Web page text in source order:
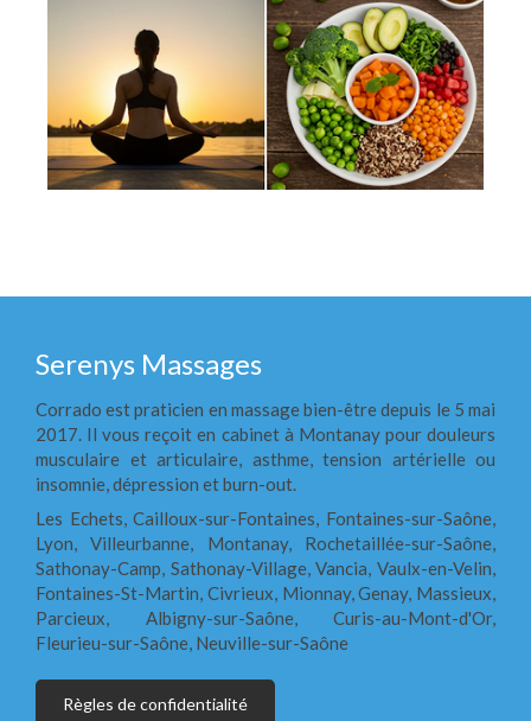
Serenys Massages
Corrado est praticien en massage bien-être depuis le 5 mai
2017. Il vous reçoit en cabinet à Montanay pour douleurs
musculaire et articulaire, asthme, tension artérielle ou
insomnie, dépression et burn-out.
Les Echets, Cailloux-sur-Fontaines, Fontaines-sur-Saône,
Lyon, Villeurbanne, Montanay, Rochetaillée-sur-Saône,
Sathonay-Camp, Sathonay-Village, Vancia, Vaulx-en-Velin,
Fontaines-St-Martin, Civrieux, Mionnay, Genay, Massieux,
Parcieux, Albigny-sur-Saône, Curis-au-Mont-d'Or,
Fleurieu-sur-Saône, Neuville-sur-Saône
Règles de confidentialité